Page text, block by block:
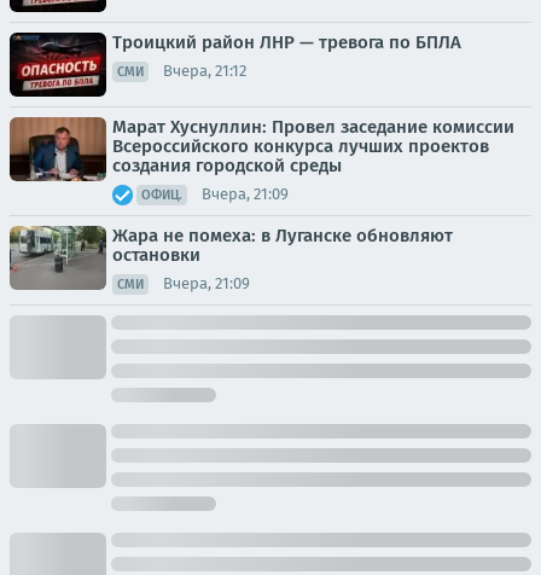
Троицкий район ЛНР — тревога по БПЛА
СМИ Вчера, 21:12
Марат Хуснуллин: Провел заседание комиссии
Всероссийского конкурса лучших проектов
создания городской среды
ОФИЦ. Вчера, 21:09
Жара не помеха: в Луганске обновляют
остановки
СМИ Вчера, 21:09